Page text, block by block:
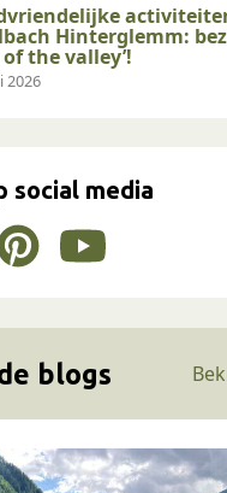
Hinterglemm:
the valley’!
2026
social media
blogs